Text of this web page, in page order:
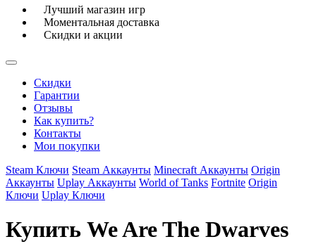
Лучший магазин игр
Моментальная доставка
Скидки и акции
Скидки
Гарантии
Отзывы
Как купить?
Контакты
Мои покупки
Steam Ключи Steam Аккаунты Minecraft Аккаунты Origin
Аккаунты Uplay Аккаунты World of Tanks Fortnite Origin
Ключи Uplay Ключи
Купить We Are The Dwarves